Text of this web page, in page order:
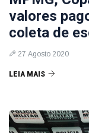
valores
coleta de
27 Agosto 2020
LEIA MAIS